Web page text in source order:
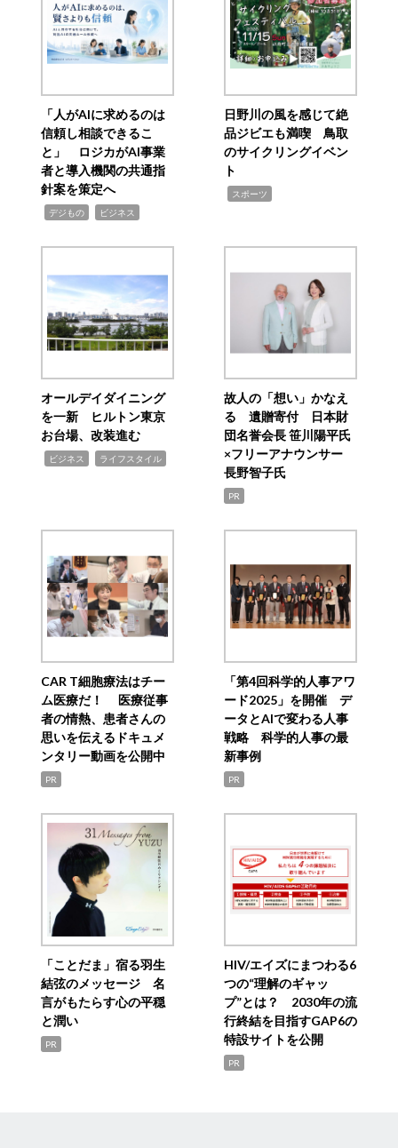
「人がAIに求めるのは
信頼し相談できるこ
と」 ロジカがAI事業
者と導入機関の共通指
針案を策定へ
デジもの ビジネス
日野川の風を感じて絶
品ジビエも満喫 鳥取
のサイクリングイベン
ト
スポーツ
オールデイダイニング
を一新 ヒルトン東京
お台場、改装進む
ビジネス ライフスタイル
故人の「想い」かなえ
る 遺贈寄付 日本財
団名誉会長 笹川陽平氏
×フリーアナウンサー
長野智子氏
PR
CAR T細胞療法はチー
ム医療だ！ 医療従事
者の情熱、患者さんの
思いを伝えるドキュメ
ンタリー動画を公開中
PR
「第4回科学的人事アワ
ード2025」を開催 デ
ータとAIで変わる人事
戦略 科学的人事の最
新事例
PR
「ことだま」宿る羽生
結弦のメッセージ 名
言がもたらす心の平穏
と潤い
PR
HIV/エイズにまつわる6
つの“理解のギャッ
プ”とは？ 2030年の流
行終結を目指すGAP6の
特設サイトを公開
PR